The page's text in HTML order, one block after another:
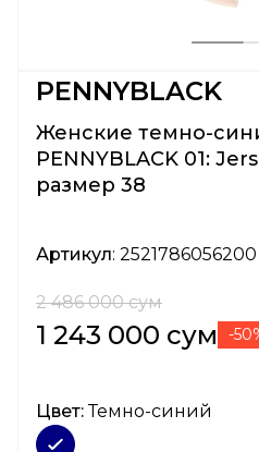
PENNYBLACK
Женские темно-
PENNYBLACK 01:
размер 38
Артикул: 2521786056200
2 486 000 сум
1 243 000 сум -
Цвет:Темно-синий